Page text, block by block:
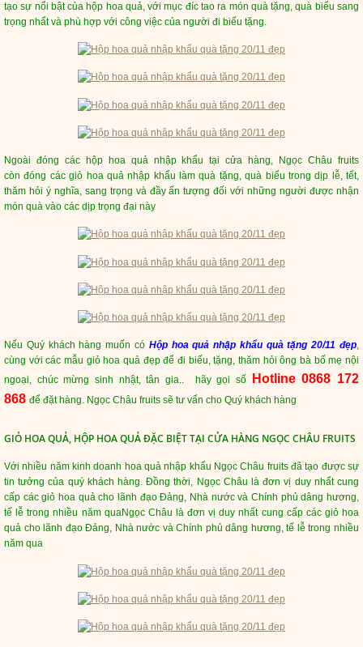
tạo sự nổi bật của hộp hoa quả, với mục đíc tao ra món quà tặng, quà biếu sang
trọng nhất và phù hợp với công việc của người đi biếu tặng.
Ngoài đóng các hộp hoa quả nhập khẩu tại cửa hàng, Ngọc Châu fruits
còn đóng các giỏ hoa quả nhập khẩu làm quà tặng, quà biếu trong dịp lễ, tết,
thăm hỏi ý nghĩa, sang trọng và đầy ấn tượng đối với những người được nhận
món quà vào các dịp trọng đại này
Nếu Quý khách hàng muốn có Hộp hoa quả nhập khẩu quà tặng 20/11 đẹp,
cùng với các mẫu giỏ hoa quả đẹp để đi biếu, tặng, thăm hỏi ông bà bố mẹ nội
ngoại, chúc mừng sinh nhật, tân gia.. hãy gọi số
Hotline 0868 172
868 để đặt hàng. Ngọc Châu fruits sẽ tư vấn cho Quý khách hàng
GIỎ HOA QUẢ, HỘP HOA QUẢ ĐẶC BIỆT TẠI CỬA HÀNG NGỌC CHÂU FRUITS
Với nhiều năm kinh doanh hoa quả nhập khẩu Ngọc Châu fruits đã tạo được sự
tin tưởng của quý khách hàng. Đồng thời, Ngọc Châu là đơn vị duy nhất cung
cấp các giỏ hoa quả cho lãnh đạo Đảng, Nhà nước và Chính phủ dâng hương,
tế lễ trong nhiều năm quaNgọc Châu là đơn vị duy nhất cung cấp các giỏ hoa
quả cho lãnh đạo Đảng, Nhà nước và Chính phủ dâng hương, tế lễ trong nhiều
năm qua